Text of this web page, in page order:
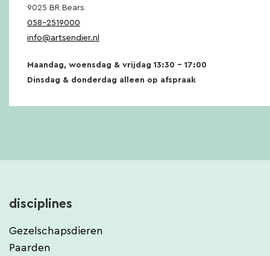
9025 BR Bears
058-2519000
info@artsendier.nl
Maandag, woensdag & vrijdag 13:30 – 17:00
Dinsdag & donderdag alleen op afspraak
disciplines
Gezelschapsdieren
Paarden